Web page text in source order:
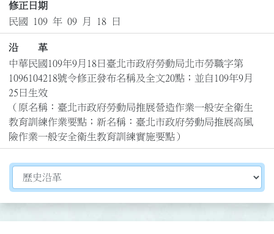
修正日期
民國 109 年 09 月 18 日
沿 革
中華民國109年9月18日臺北市政府勞動局北市勞職字第
1096104218號令修正發布名稱及全文20點；並自109年9月
25日生效
（原名稱：臺北市政府勞動局推展營造作業一般安全衛生
教育訓練作業要點；新名稱：臺北市政府勞動局推展高風
險作業一般安全衛生教育訓練實施要點）
切換選擇法規資訊內容